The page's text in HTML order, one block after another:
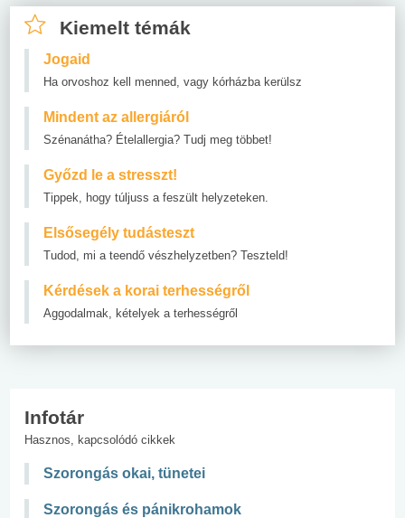
Kiemelt témák
Jogaid
Ha orvoshoz kell menned, vagy kórházba kerülsz
Mindent az allergiáról
Szénanátha? Ételallergia? Tudj meg többet!
Győzd le a stresszt!
Tippek, hogy túljuss a feszült helyzeteken.
Elsősegély tudásteszt
Tudod, mi a teendő vészhelyzetben? Teszteld!
Kérdések a korai terhességről
Aggodalmak, kételyek a terhességről
Infotár
Hasznos, kapcsolódó cikkek
Szorongás okai, tünetei
Szorongás és pánikrohamok